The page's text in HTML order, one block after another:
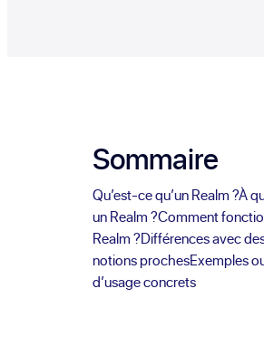
Sommaire
Qu’est-ce qu’un Realm ?À
un Realm ?Comment
Realm ?Différences avec
notions prochesExemples
d’usage concrets